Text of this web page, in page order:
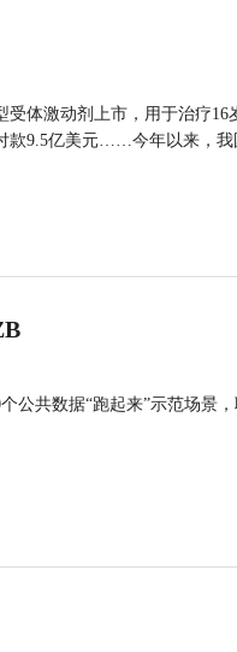
体激动剂上市，用于治疗
9.5亿美元……今年以来，我
公共数据“跑起来”示范场景